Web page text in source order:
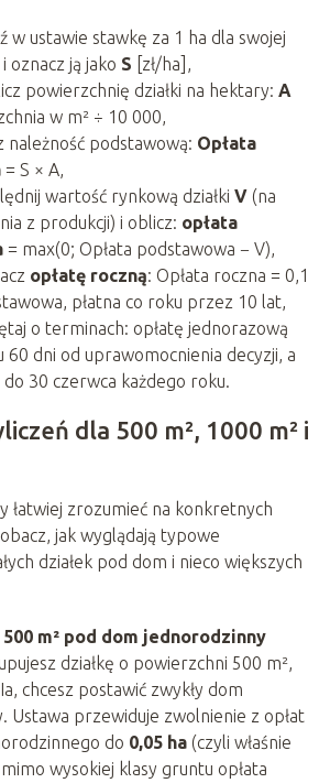
w ustawie stawkę za 1 ha dla swojej
i oznacz ją jako S [zł/ha],
powierzchnię działki na hektary: A
w m² ÷ 10 000,
należność podstawową: Opłata
= S × A,
wartość rynkową działki V(na
z produkcji) i oblicz: opłata
= max(0; Opłata podstawowa − V),
opłatę roczną: Opłata roczna = 0,1
płatna co roku przez 10 lat,
o terminach: opłatę jednorazową
60 dni od uprawomocnienia decyzji, a
30 czerwca każdego roku.
dla 500 m², 1000 m² i
łatwiej zrozumieć na konkretnych
jak wyglądają typowe
działek pod dom i nieco większych
500 m² pod dom jednorodzinny
działkę o powierzchni 500 m²,
chcesz postawić zwykły dom
Ustawa przewiduje zwolnienie z opłat
do 0,05 ha(czyli właśnie
wysokiej klasy gruntu opłata